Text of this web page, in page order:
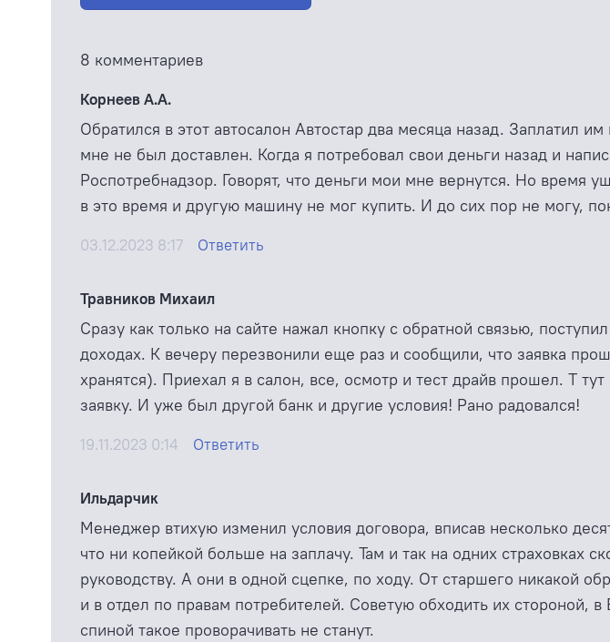
8 комментариев
Корнеев А.А.
Обратился в этот автосалон Автостар два месяца назад. Заплатил
мне не был доставлен. Когда я потребовал свои деньги назад и
Роспотребнадзор. Говорят, что деньги мои мне вернутся. Но время
в это время и другую машину не мог купить. И до сих пор не могу,
03.12.2023 8:17 Ответить
Травников Михаил
Сразу как только на сайте нажал кнопку с обратной связью,
доходах. К вечеру перезвонили еще раз и сообщили, что заявка
хранятся). Приехал я в салон, все, осмотр и тест драйв прошел. Т
заявку. И уже был другой банк и другие условия! Рано радовался!
19.11.2023 0:14 Ответить
Ильдарчик
Менеджер втихую изменил условия договора, вписав несколько
что ни копейкой больше на заплачу. Там и так на одних страховках
руководству. А они в одной сцепке, по ходу. От старшего никакой
и в отдел по правам потребителей. Советую обходить их стороной,
спиной такое проворачивать не станут.